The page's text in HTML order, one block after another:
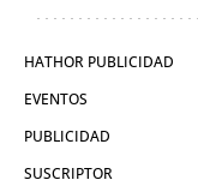
HATHOR PUBLICIDAD
EVENTOS
PUBLICIDAD
SUSCRIPTOR